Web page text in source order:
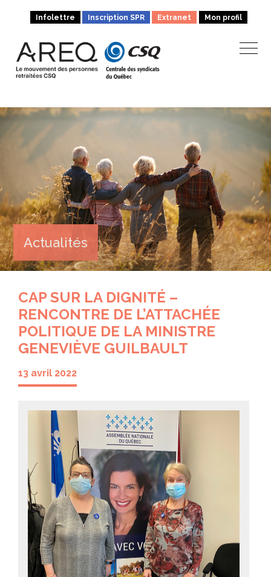
Infolettre Inscription SPR Extranet Mon profil
Actualités
CAP SUR LA DIGNITÉ –
RENCONTRE DE L’ATTACHÉE
POLITIQUE DE LA MINISTRE
GENEVIÈVE GUILBAULT
13 avril 2022